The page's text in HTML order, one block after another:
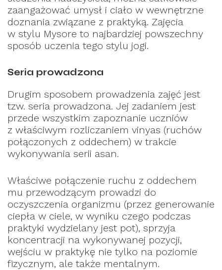
zaangażować umysł i ciało w wewnętrzne
doznania związane z praktyką. Zajęcia
w stylu Mysore to najbardziej powszechny
sposób uczenia tego stylu jogi.
Seria prowadzona
Drugim sposobem prowadzenia zajęć jest
tzw. seria prowadzona. Jej zadaniem jest
przede wszystkim zapoznanie uczniów
z właściwym rozliczaniem vinyas (ruchów
połączonych z oddechem) w trakcie
wykonywania serii asan.
Właściwe połączenie ruchu z oddechem
mu przewodzącym prowadzi do
oczyszczenia organizmu (przez generowanie
ciepła w ciele, w wyniku czego podczas
praktyki wydzielany jest pot), sprzyja
koncentracji na wykonywanej pozycji,
wejściu w praktykę nie tylko na poziomie
fizycznym, ale także mentalnym.